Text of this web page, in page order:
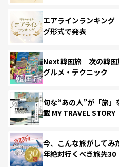
エアラインランキン
グ形式で発表
Next韓国旅 次の韓国
グルメ・テクニック
旬な“あの人”が「旅
載 MY TRAVEL STORY
今、こんな旅がしてみ
年絶対行くべき旅先30